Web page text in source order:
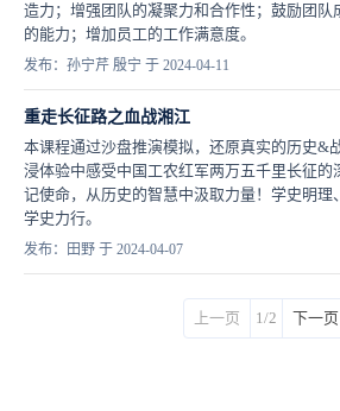
造力；增强团队的凝聚力和合作性；鼓励团队
的能力；增加员工的工作满意度。
发布：孙宁芹 殷宁 于 2024-04-11
重走长征路之血战湘江
本课程通过沙盘推演模拟，还原真实的历史&
浸体验中感受中国工农红军两万五千里长征的
记使命，从历史的智慧中汲取力量！学史明理
学史力行。
发布：田野 于 2024-04-07
上一页 1/2 下一页